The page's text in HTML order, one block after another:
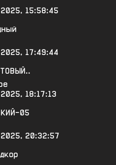
15:58:45
17:49:44
18:17:13
05
20:32:57